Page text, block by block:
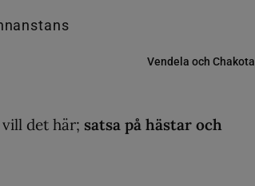
Vendela och
det här; satsa på hästar och